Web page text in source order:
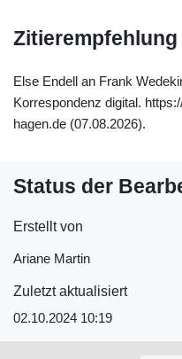
Zitierempfehlung
Else Endell an Frank
Korrespondenz digital.
hagen.de (07.08.2026).
Status der
Erstellt von
Ariane Martin
Zuletzt aktualisiert
02.10.2024 10:19